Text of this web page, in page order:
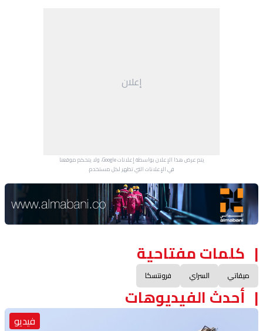
إعلان
يتم عرض هذا الإعلان بواسطة إعلانات Google، ولا يتحكم موقعنا
في الإعلانات التي تظهر لكل مستخدم.
Advertisement Section
كلمات مفتاحية
ميقاتي السراي فرونتسكا
أحدث الفيديوهات
فيديو